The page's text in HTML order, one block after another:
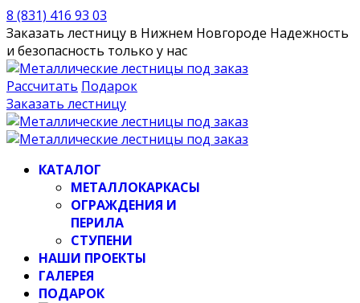
8 (831) 416 93 03
Заказать лестницу в Нижнем Новгороде Надежность
и безопасность только у нас
Рассчитать Подарок
Заказать лестницу
КАТАЛОГ
МЕТАЛЛОКАРКАСЫ
ОГРАЖДЕНИЯ И
ПЕРИЛА
СТУПЕНИ
НАШИ ПРОЕКТЫ
ГАЛЕРЕЯ
ПОДАРОК